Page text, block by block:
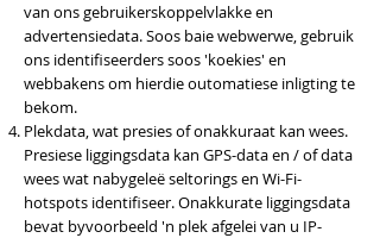
van ons gebruikerskoppelvlakke en
advertensiedata. Soos baie webwerwe, gebruik
ons ​​identifiseerders soos 'koekies' en
webbakens om hierdie outomatiese inligting te
bekom.
Plekdata, wat presies of onakkuraat kan wees.
Presiese liggingsdata kan GPS-data en / of data
wees wat nabygeleë seltorings en Wi-Fi-
hotspots identifiseer. Onakkurate liggingsdata
bevat byvoorbeeld 'n plek afgelei van u IP-